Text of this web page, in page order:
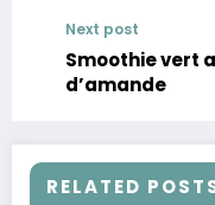
Next post
Smoothie vert
d’amande
RELATED